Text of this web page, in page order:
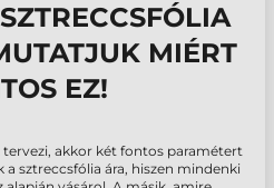
MIÉRT
EZ!
tervezi, akkor két fontos paramétert
sztreccsfólia ára, hiszen mindenki